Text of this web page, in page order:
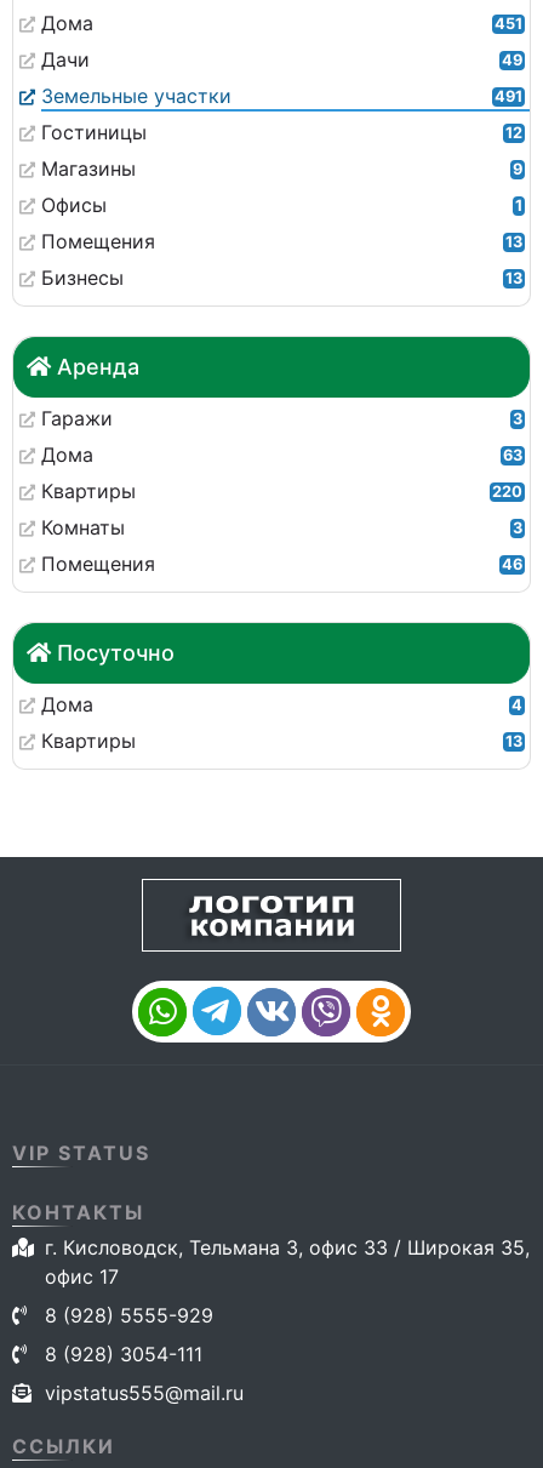
Дома 451
Дачи 49
Земельные участки 491
Гостиницы 12
Магазины 9
Офисы 1
Помещения 13
Бизнесы 13
Аренда
Гаражи 3
Дома 63
Квартиры 220
Комнаты 3
Помещения 46
Посуточно
Дома 4
Квартиры 13
VIP STATUS
КОНТАКТЫ
г. Кисловодск, Тельмана 3, офис 33 / Широкая 35,
офис 17
8 (928) 5555-929
8 (928) 3054-111
vipstatus555@mail.ru
ССЫЛКИ